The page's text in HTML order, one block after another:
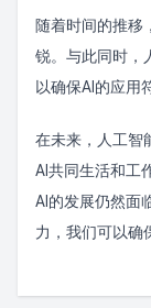
随着时间的推移
锐。与此同时，
以确保AI的应用
在未来，人工智
AI共同生活和工
AI的发展仍然面
力，我们可以确